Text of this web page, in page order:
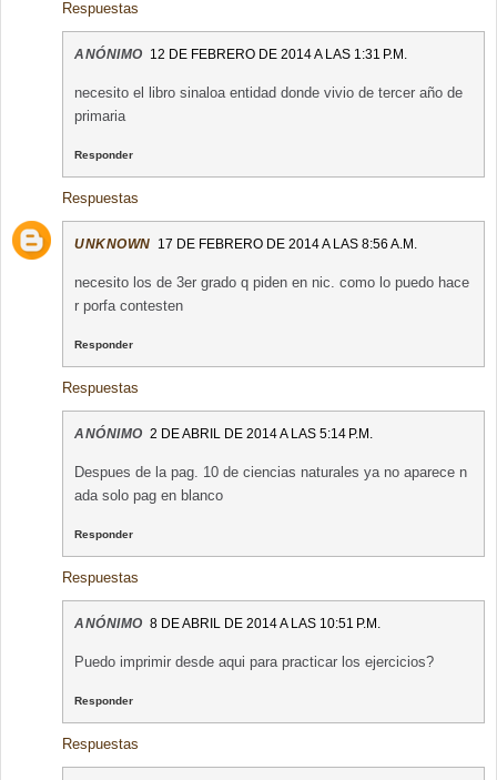
Respuestas
ANÓNIMO 12 DE FEBRERO DE 2014 A LAS 1:31 P.M.
necesito el libro sinaloa entidad donde vivio de tercer año de
primaria
Responder
Respuestas
UNKNOWN 17 DE FEBRERO DE 2014 A LAS 8:56 A.M.
necesito los de 3er grado q piden en nic. como lo puedo hace
r porfa contesten
Responder
Respuestas
ANÓNIMO 2 DE ABRIL DE 2014 A LAS 5:14 P.M.
Despues de la pag. 10 de ciencias naturales ya no aparece n
ada solo pag en blanco
Responder
Respuestas
ANÓNIMO 8 DE ABRIL DE 2014 A LAS 10:51 P.M.
Puedo imprimir desde aqui para practicar los ejercicios?
Responder
Respuestas